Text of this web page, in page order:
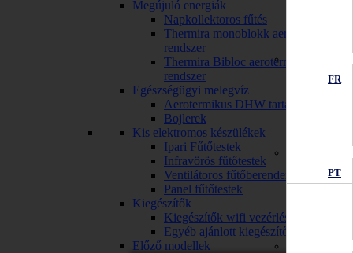
FR
PT
Megújuló energiák
Napkollektoros fűtés
Thermira monoblokk aerotermikus
rendszer
Thermira Bibloc aerotermikus
rendszer
Egészségügyi melegvíz
Aerotermikus DHW tartály
Bojlerek
Kis elektromos készülékek
Ipari Fűtőtestek
Infravörös fűtőtestek
Ventilátoros fűtőberendezések
Panel fűtőtestek
Kiegészítők
Kiegészítők wifi vezérléssel
Egyéb ajánlott kiegészítők
Előző modellek